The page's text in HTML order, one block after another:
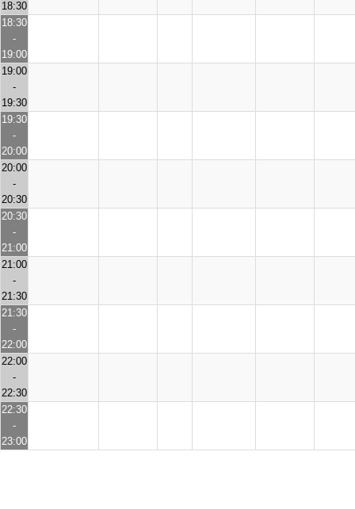
18:30
18:30
-
19:00
19:00
-
19:30
19:30
-
20:00
20:00
-
20:30
20:30
-
21:00
21:00
-
21:30
21:30
-
22:00
22:00
-
22:30
22:30
-
23:00